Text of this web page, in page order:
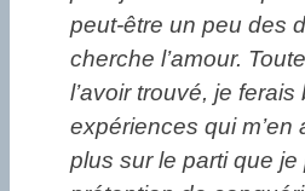
peut-être un peu des
cherche l’amour.
l’avoir trouvé, je
expériences qui m’en
plus sur le parti que je